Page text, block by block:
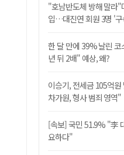
"호남반도체 방해 말라"
입…대진연 회원 3명 '
한 달 만에 39% 날린
년 뒤 2배" 예상, 왜?
이승기, 전세금 105억
차가원, 형사 범죄 영역"
[속보] 국민 51.9% "李
요하다"